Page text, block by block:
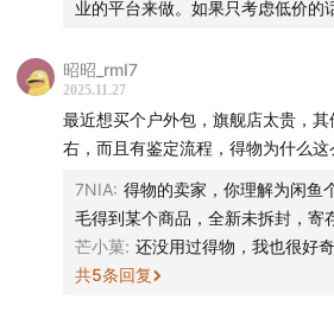
业的平台来做。如果只考虑低价的
昭昭_rmI7
2025.11.27
最近想买个户外包，旗舰店太贵，
右，而且有鉴定流程，得物为什么
7NIA: 得物的卖家，你理解为闲鱼
毛得到某个商品，全新未拆封，寄
芒小菓: 还没用过得物，我也很好
共5条回复